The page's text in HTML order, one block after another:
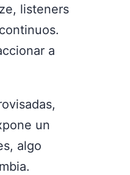
listeners
a
un
algo